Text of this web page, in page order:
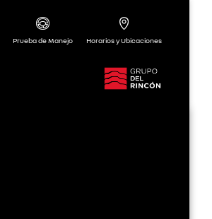
Prueba de Manejo Horarios y Ubicaciones